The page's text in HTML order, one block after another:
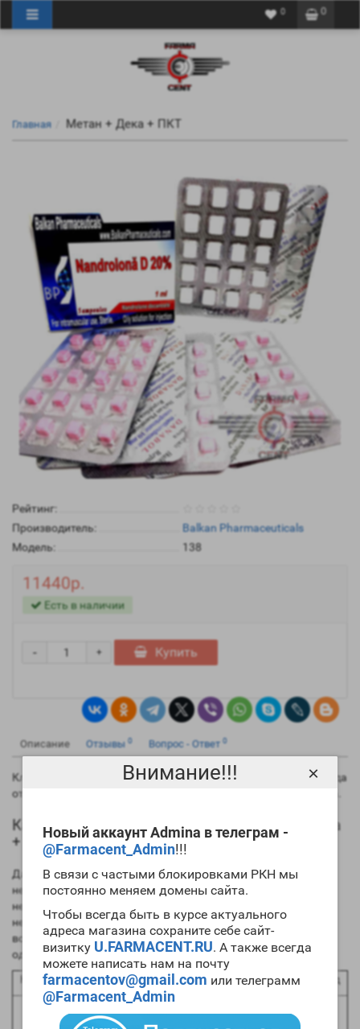
Внимание!!!
Новый аккаунт Admina в телеграм -
@Farmacent_Admin!!!
В связи с частыми блокировками РКН мы
постоянно меняем домены сайта.
Чтобы всегда быть в курсе актуального
адреса магазина сохраните себе сайт-
визитку U.FARMACENT.RU. А также всегда
можете написать нам на почту
farmacentov@gmail.com или телеграмм
@Farmacent_Admin
×
0
0
Главная Метан + Дека + ПКТ
Рейтинг:
Производитель:
Balkan Pharmaceuticals
Модель:
138
11440р.
Есть в наличии
+
- Купить
Описание Отзывы 0 Вопрос - Ответ 0
Классический курс для набора мышечной массы, оба стероида
отлично играют друг с другом и дают отличный прирост мяса.
Как правильно принимать курс Метан + Дека
+ ПКТ
Данабол мы принимаем по 30 мг/в день,Декуставим раз в
неделю по 200 мг в течение пяти недель, с третье по шестую
неделю принимаем
неделю отдыха от препов начинаем приниматьКломид
восьмую и девятую неделю по 100 мг в сутки, десятую и
одиннадцатую по 50 мг в сутки.
Неделя
Метандростеналон Дека Провирон Кломид
30 мг/день